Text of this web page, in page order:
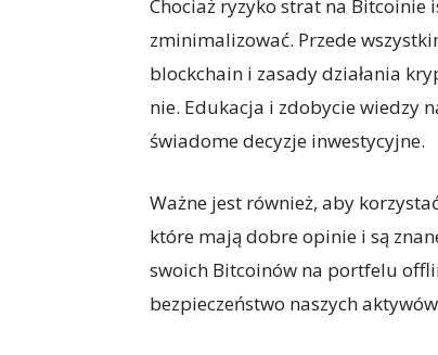
Chociaż ryzyko strat na Bitcoinie
zminimalizować. Przede
blockchain i zasady działania
nie. Edukacja i zdobycie wiedzy
świadome decyzje inwestycyjne.
Ważne jest również, aby
które mają dobre opinie i są
swoich Bitcoinów na portfelu
bezpieczeństwo naszych